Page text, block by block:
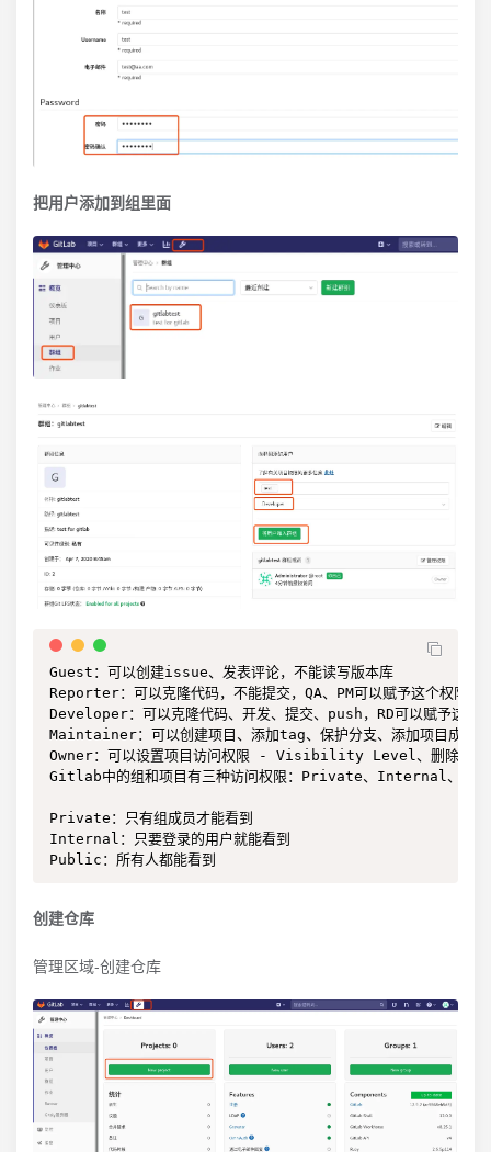
把用户添加到组里面
Guest：可以创建issue、发表评论，不能读写版本库
Reporter：可以克隆代码，不能提交，QA、PM可以赋予这个权限
Developer：可以克隆代码、开发、提交、push，RD可以赋予这个
Maintainer：可以创建项目、添加tag、保护分支、添加项目成员、
Owner：可以设置项目访问权限 - Visibility Level、删除项目、
Gitlab中的组和项目有三种访问权限：Private、Internal、
Private：只有组成员才能看到
Internal：只要登录的用户就能看到
Public：所有人都能看到
创建仓库
管理区域-创建仓库